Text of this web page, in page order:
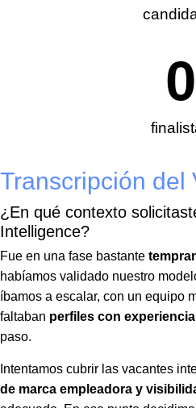
0
Transcripción del
¿En qué contexto
Intelligence?
Fue en una fase bastante
habíamos validado nuestro
íbamos a escalar, con un equipo
faltaban perfiles con
paso.
Intentamos cubrir las vacantes
de marca empleadora y